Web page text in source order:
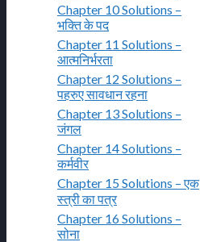
Chapter 10 Solutions –
भक्ति के पद
Chapter 11 Solutions –
आत्मनिर्भरता
Chapter 12 Solutions –
पहरुए सावधान रहना
Chapter 13 Solutions –
जंगल
Chapter 14 Solutions –
कर्मवीर
Chapter 15 Solutions – एक
स्त्री का पत्र
Chapter 16 Solutions –
सोना